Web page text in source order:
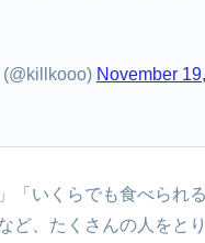
November
「いくらでも食べられ
ど、たくさんの人をと